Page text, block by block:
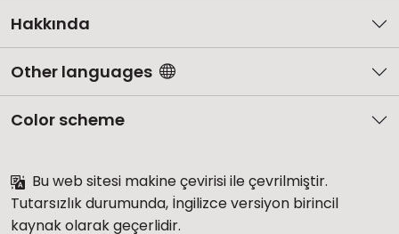
Hakkında
Other languages
Color scheme
Bu web sitesi makine çevirisi ile çevrilmiştir.
Tutarsızlık durumunda, İngilizce versiyon birincil
kaynak olarak geçerlidir.